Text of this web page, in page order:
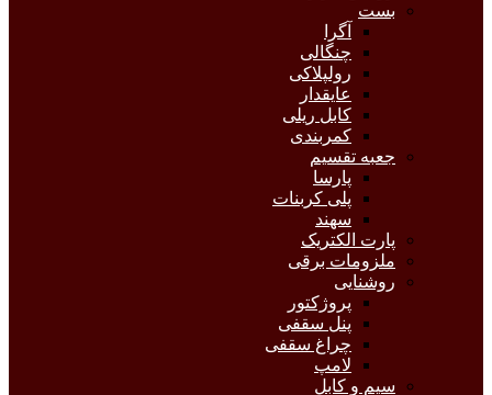
بست
آگرا
چنگالی
رولپلاکی
عایقدار
کابل ریلی
کمربندی
جعبه تقسیم
پارسا
پلی کربنات
سهند
پارت الکتریک
ملزومات برقی
روشنایی
پروژکتور
پنل سقفی
چراغ سقفی
لامپ
سیم و کابل